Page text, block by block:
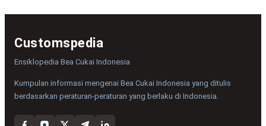
Customspedia
Ensiklopedia Bea Cukai Indonesia
Kumpulan informasi mengenai Bea Cukai Indonesia yang ditulis
berdasarkan peraturan-peraturan yang berlaku di Indonesia.